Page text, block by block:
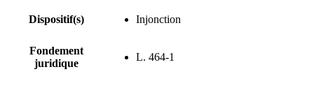
Dispositif(s) Injonction
Fondement
juridique
L. 464-1